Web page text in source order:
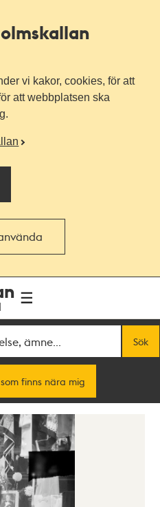
vi kakor, cookies, för att
att webbplatsen ska
Sök
finns nära mig